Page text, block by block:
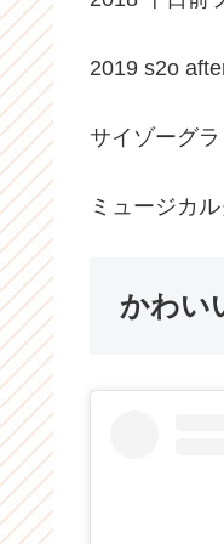
2019 s2o
サイゾーグ
ミュージカ
かわい